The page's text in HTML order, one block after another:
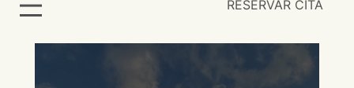
RESERVAR CITA